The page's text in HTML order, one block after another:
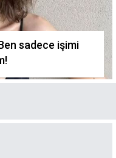
sadece işimi